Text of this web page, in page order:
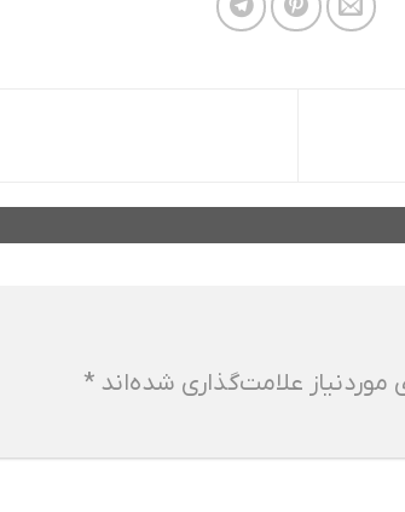
علامت‌گذاری شده‌اند *